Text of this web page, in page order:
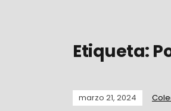
Etiqueta:
marzo 21, 2024